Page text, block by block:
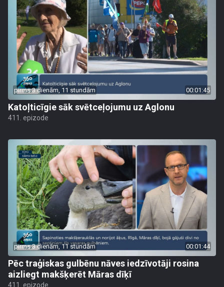
pirms 3 dienām, 11 stundām 00:01:45
Katoļticīgie sāk svētceļojumu uz Aglonu
411. epizode
pirms 3 dienām, 11 stundām 00:01:44
Pēc traģiskas gulbēnu nāves iedzīvotāji rosina
aizliegt makšķerēt Māras dīķī
411. epizode